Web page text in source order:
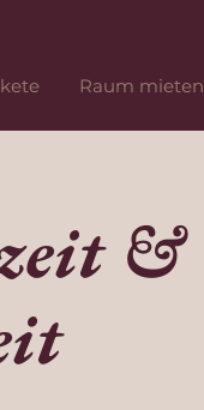
Raum mieten
&